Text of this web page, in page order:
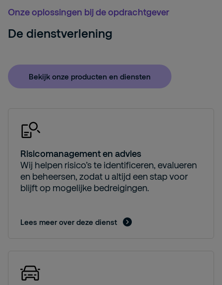
Onze oplossingen bij de opdrachtgever
De dienstverlening
Bekijk onze producten en diensten
Risicomanagement en advies
Wij helpen risico’s te identificeren, evalueren
en beheersen, zodat u altijd een stap voor
blijft op mogelijke bedreigingen.
Lees meer over deze dienst